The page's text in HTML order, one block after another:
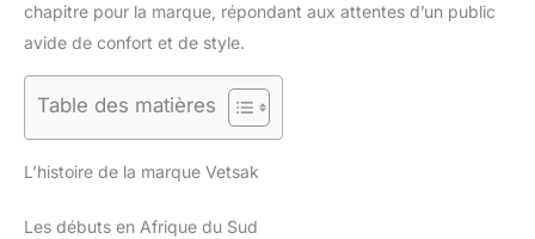
chapitre pour la marque, répondant aux attentes d’un public
avide de confort et de style.
Table des matières
L’histoire de la marque Vetsak
Les débuts en Afrique du Sud